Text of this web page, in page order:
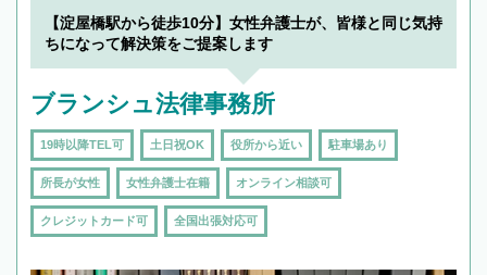
【淀屋橋駅から徒歩10分】女性弁護士が、皆様と同じ気持
ちになって解決策をご提案します
ブランシュ法律事務所
19時以降TEL可 土日祝OK 役所から近い 駐車場あり
所長が女性 女性弁護士在籍 オンライン相談可
クレジットカード可 全国出張対応可